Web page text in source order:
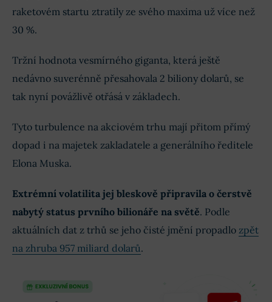
raketovém startu ztratily ze svého maxima už více než
30 %.
Tržní hodnota vesmírného giganta, která ještě
nedávno suverénně přesahovala 2 biliony dolarů, se
tak nyní povážlivě otřásá v základech.
Tyto turbulence na akciovém trhu mají přitom přímý
dopad i na majetek zakladatele a generálního ředitele
Elona Muska.
Extrémní volatilita jej bleskově připravila o čerstvě
nabytý status prvního bilionáře na světě. Podle
aktuálních dat z trhů se jeho čisté jmění propadlo zpět
na zhruba 957 miliard dolarů.